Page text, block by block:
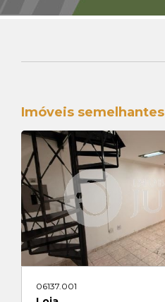
Imóveis semelhantes
06137.001